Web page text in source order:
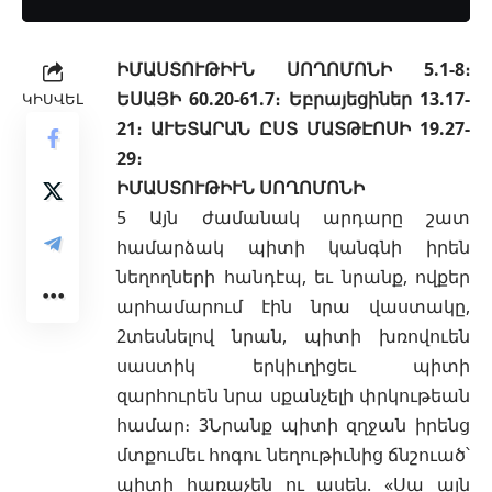
ԿԻՍՎԵԼ
ԻՄԱՍՏՈՒԹԻՒՆ ՍՈՂՈՄՈՆԻ 5.1-8։
ԵՍԱՅԻ 60.20-61.7։ Եբրայեցիներ 13.17-
21։ ԱՒԵՏԱՐԱՆ ԸՍՏ ՄԱՏԹԷՈՍԻ 19.27-
29։
ԻՄԱՍՏՈՒԹԻՒՆ ՍՈՂՈՄՈՆԻ
5 Այն ժամանակ արդարը շատ
համարձակ պիտի կանգնի իրեն
նեղողների հանդէպ, եւ նրանք, ովքեր
արհամարում էին նրա վաստակը,
2տեսնելով նրան, պիտի խռովուեն
սաստիկ երկիւղիցեւ պիտի
զարհուրեն նրա սքանչելի փրկութեան
համար։ 3Նրանք պիտի զղջան իրենց
մտքումեւ հոգու նեղութիւնից ճնշուած՝
պիտի հառաչեն ու ասեն. «Սա այն